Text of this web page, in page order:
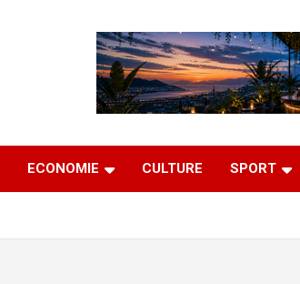
ECONOMIE CULTURE SPORT